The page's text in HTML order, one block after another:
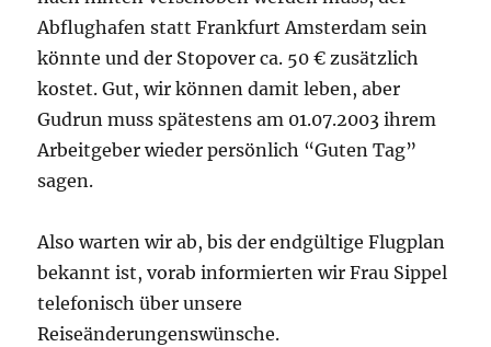
Abflughafen statt Frankfurt Amsterdam sein
könnte und der Stopover ca. 50 € zusätzlich
kostet. Gut, wir können damit leben, aber
Gudrun muss spätestens am 01.07.2003 ihrem
Arbeitgeber wieder persönlich “Guten Tag”
sagen.
Also warten wir ab, bis der endgültige Flugplan
bekannt ist, vorab informierten wir Frau Sippel
telefonisch über unsere
Reiseänderungenswünsche.